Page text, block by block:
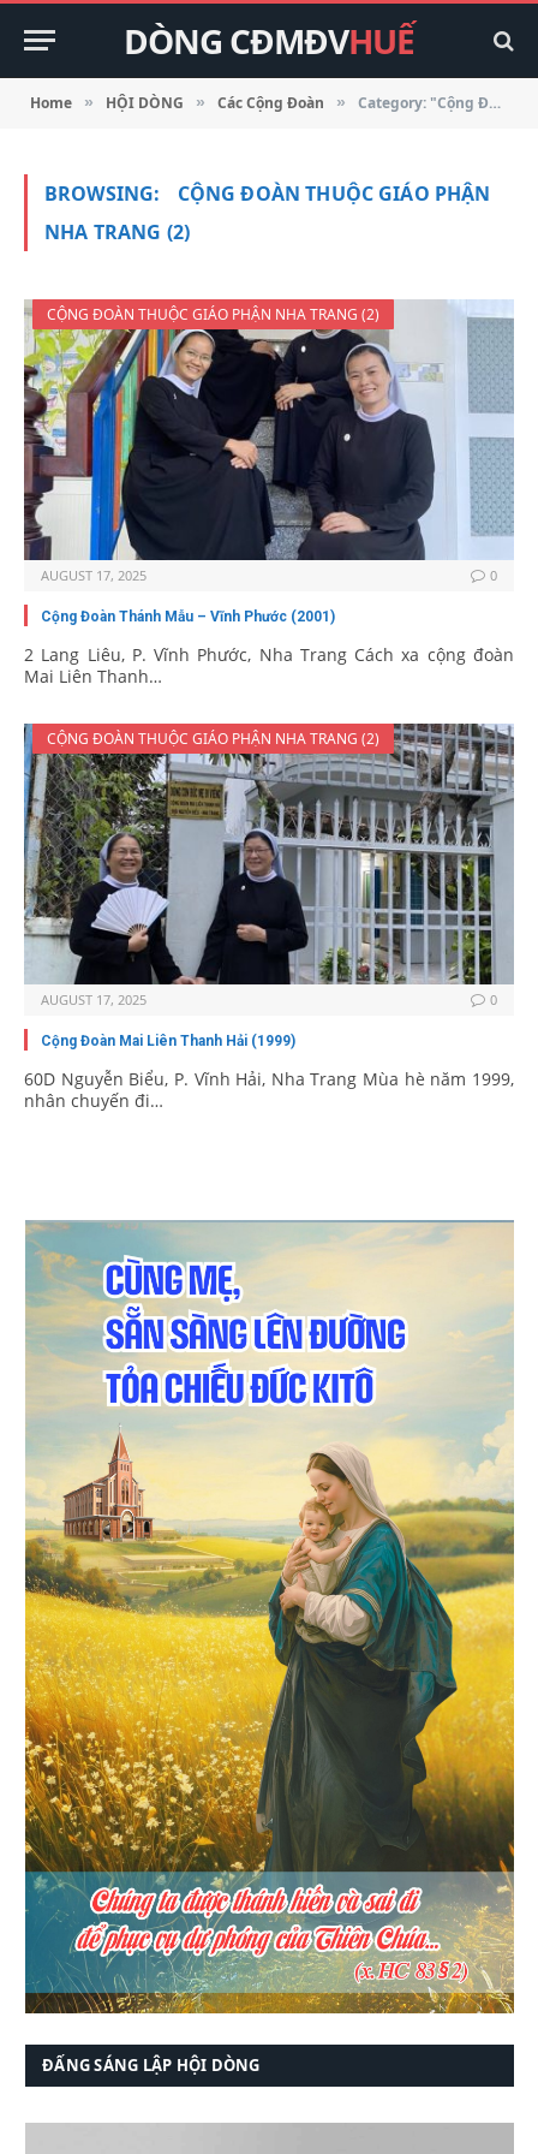
DÒNG CĐMĐVHUẾ
Home » HỘI DÒNG » Các Cộng Đoàn » Category: "Cộng Đoàn Thuộc Giáo Phận Nha Trang (2)"
BROWSING:
CỘNG ĐOÀN THUỘC GIÁO PHẬN
NHA TRANG (2)
CỘNG ĐOÀN THUỘC GIÁO PHẬN NHA TRANG (2)
AUGUST 17, 2025 0
Cộng Đoàn Thánh Mẫu – Vĩnh Phước (2001)
2 Lang Liêu, P. Vĩnh Phước, Nha Trang Cách xa cộng đoàn
Mai Liên Thanh…
CỘNG ĐOÀN THUỘC GIÁO PHẬN NHA TRANG (2)
AUGUST 17, 2025 0
Cộng Đoàn Mai Liên Thanh Hải (1999)
60D Nguyễn Biểu, P. Vĩnh Hải, Nha Trang Mùa hè năm 1999,
nhân chuyến đi…
ĐẤNG SÁNG LẬP HỘI DÒNG